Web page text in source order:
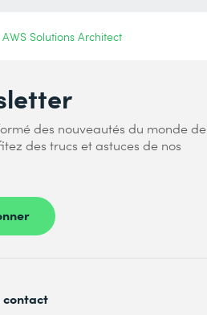
AWS Solutions Architect
des nouveautés du monde de
des trucs et astuces de nos
contact